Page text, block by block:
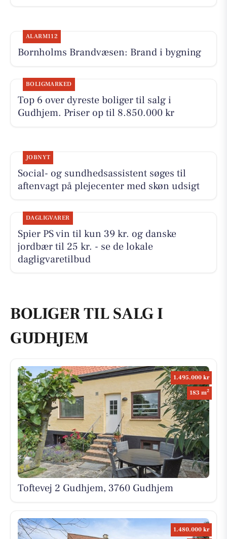
ALARM112
Bornholms Brandvæsen: Brand i bygning
BOLIGMARKED
Top 6 over dyreste boliger til salg i
Gudhjem. Priser op til 8.850.000 kr
JOBNYT
Social- og sundhedsassistent søges til
aftenvagt på plejecenter med skøn udsigt
DAGLIGVARER
Spier PS vin til kun 39 kr. og danske
jordbær til 25 kr. - se de lokale
dagligvaretilbud
BOLIGER TIL SALG I
GUDHJEM
1.495.000 kr
183 m2
Toftevej 2 Gudhjem, 3760 Gudhjem
1.480.000 kr